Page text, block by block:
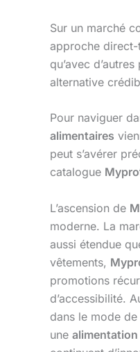
Sur un marché
approche direct-
qu’avec
alternative
Pour naviguer
alimentaires
peut s’avérer
catalogue
L’ascension de
moderne. La
aussi étendue
vêtements,
promotions
d’accessibilité.
dans le mode
une